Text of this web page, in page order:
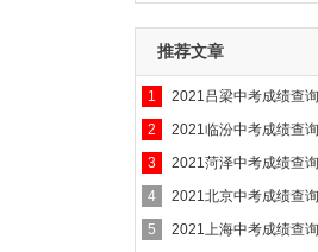
推荐文章
1
2021吕梁中考成绩查
2
2021临汾中考成绩查
3
2021菏泽中考成绩查
4
2021北京中考成绩查
5
2021上海中考成绩查